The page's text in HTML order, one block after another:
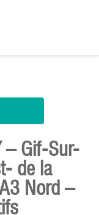
– Gif-Sur-
de la
Nord –